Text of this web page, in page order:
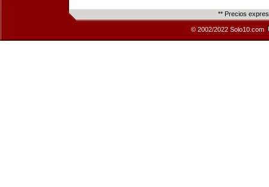
** Precios
© 2002/2022 Solo10.com